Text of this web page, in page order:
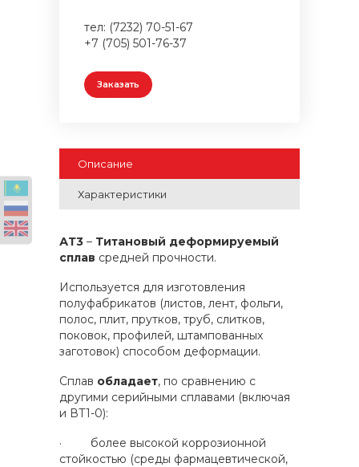
тел: (7232) 70-51-67
+7 (705) 501-76-37
Заказать
Описание
Характеристики
АТ3 – Титановый деформируемый
сплав средней прочности.
Используется для изготовления
полуфабрикатов (листов, лент, фольги,
полос, плит, прутков, труб, слитков,
поковок, профилей, штампованных
заготовок) способом деформации.
Сплав обладает, по сравнению с
другими серийными сплавами (включая
и ВТ1-0):
· более высокой коррозионной
стойкостью (среды фармацевтической,